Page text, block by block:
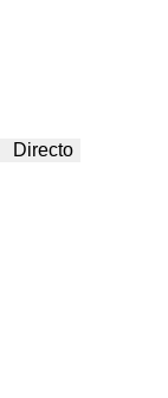
Directo